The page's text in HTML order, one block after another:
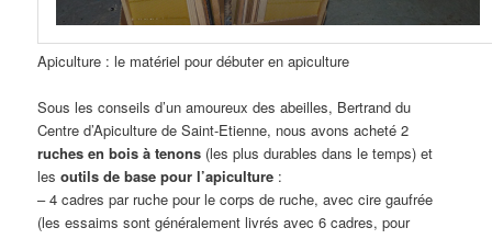
Apiculture : le matériel pour débuter en apiculture
Sous les conseils d’un amoureux des abeilles, Bertrand du
Centre d’Apiculture de Saint-Etienne, nous avons acheté 2
ruches en bois à tenons (les plus durables dans le temps) et
lesoutils de base pour l’apiculture :
– 4 cadres par ruche pour le corps de ruche, avec cire gaufrée
(les essaims sont généralement livrés avec 6 cadres, pour